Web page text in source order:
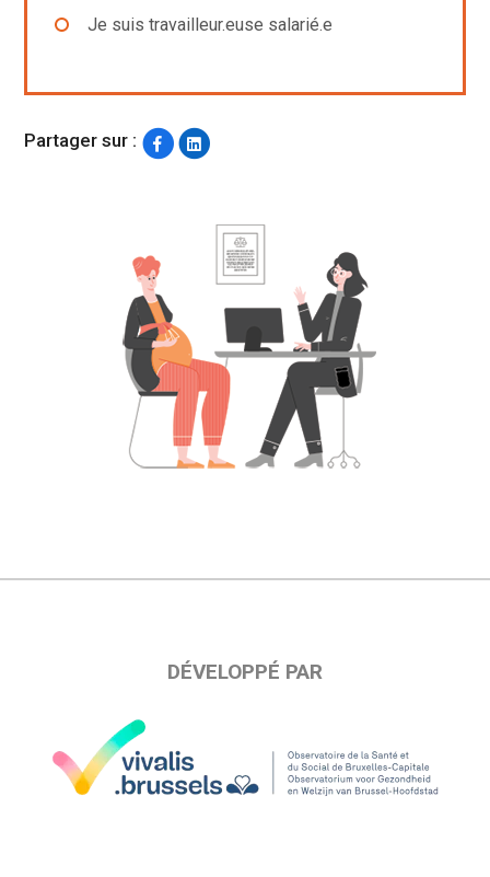
Je suis travailleur.euse salarié.e
Partager sur :
DÉVELOPPÉ PAR